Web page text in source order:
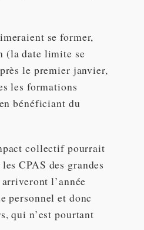
se former,
(la date limite se
le premier janvier,
les formations
bénéficiant du
collectif pourrait
CPAS des grandes
l’année
personnel et donc
qui n’est pourtant